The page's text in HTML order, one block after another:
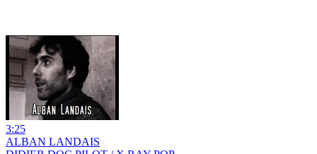
3:25
ALBAN LANDAIS